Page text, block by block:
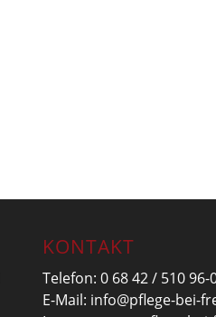
KONTAKT
Telefon:0 68 42 / 510 96-
E-Mail: info@pflege-bei-